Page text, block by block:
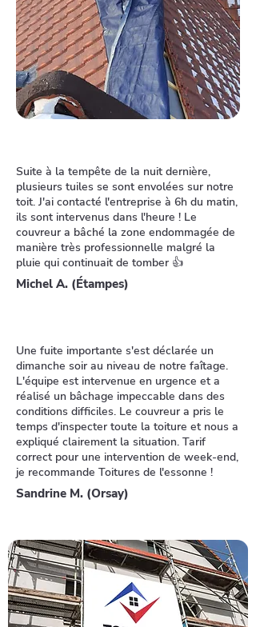
Suite à la tempête de la nuit dernière,
plusieurs tuiles se sont envolées sur notre
toit. J'ai contacté l'entreprise à 6h du matin,
ils sont intervenus dans l'heure ! Le
couvreur a bâché la zone endommagée de
manière très professionnelle malgré la
pluie qui continuait de tomber 👍
Michel A. (Étampes)
Une fuite importante s'est déclarée un
dimanche soir au niveau de notre faîtage.
L'équipe est intervenue en urgence et a
réalisé un bâchage impeccable dans des
conditions difficiles. Le couvreur a pris le
temps d'inspecter toute la toiture et nous a
expliqué clairement la situation. Tarif
correct pour une intervention de week-end,
je recommande Toitures de l'essonne !
Sandrine M. (Orsay)